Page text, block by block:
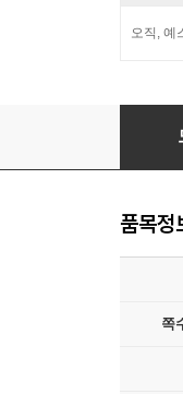
오직, 예
개념있
품목정
쪽